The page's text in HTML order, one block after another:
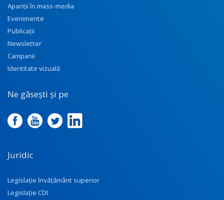
Apariţii în mass-media
Evenimente
Publicații
Newsletter
Campanii
Identitate vizuală
Ne găsești și pe
Juridic
Legislație învățământ superior
Legislație CDI